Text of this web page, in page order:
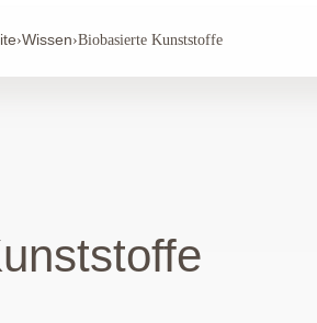
›Wissen›Biobasierte Kunststoffe